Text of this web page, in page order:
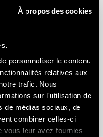
À propos des cookies
personnaliser le contenu
relatives aux
trafic. Nous
sur l'utilisation de
de médias sociaux, de
combiner celles-ci
vous leur avez fournies